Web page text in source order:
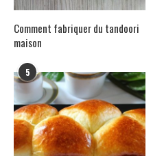
Comment fabriquer du tandoori
maison
5